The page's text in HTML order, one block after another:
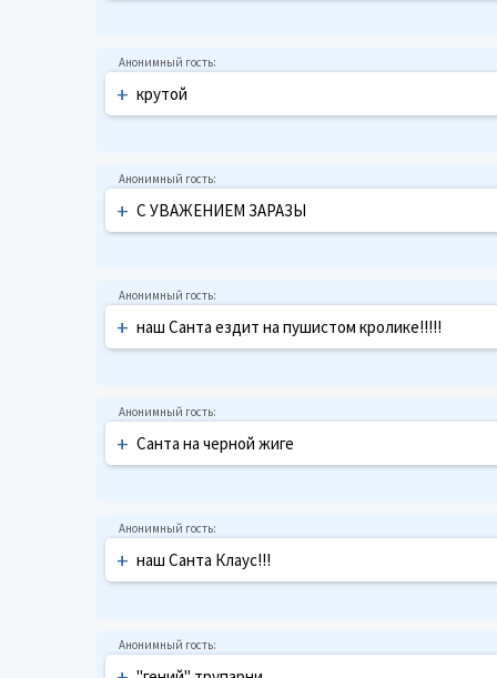
+ крутой
+ С УВАЖЕНИЕМ ЗАРАЗЫ
+ наш Санта ездит на пушистом кролике!!!!!
+ Санта на черной жиге
+ наш Санта Клаус!!!